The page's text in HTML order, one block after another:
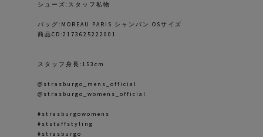
シューズ:スタッフ私物
バッグ:MOREAU PARIS シャンパン OSサイズ
商品CD:2173625222001
スタッフ身長:153cm
@strasburgo_mens_official
@strasburgo_womens_official
#strasburgowomens
#ststaffstyling
#strasburgo